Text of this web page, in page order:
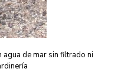
de mar sin filtrado ni